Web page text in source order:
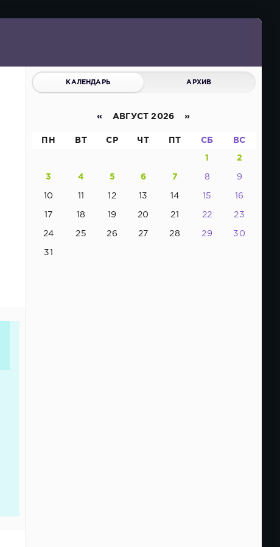
КАЛЕНДАРЬ АРХИВ
« АВГУСТ 2026 »
ПН ВТ СР ЧТ ПТ СБ ВС
1 2
3 4 5 6 7 8 9
10 11 12 13 14 15 16
17 18 19 20 21 22 23
24 25 26 27 28 29 30
31